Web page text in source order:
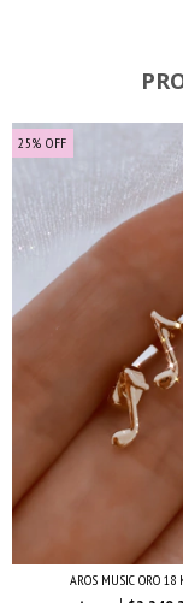
25% OFF
AROS MUSIC ORO 18